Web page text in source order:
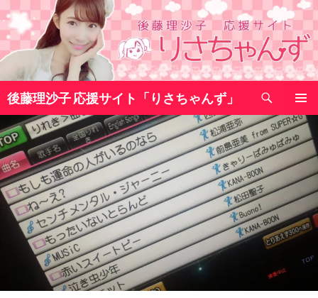
コ
ン
テ
ン
へ
ス
キ
ッ
プ
後藤理沙子 応援サイト「りさちゃんず」
索
メインメ
ニュー